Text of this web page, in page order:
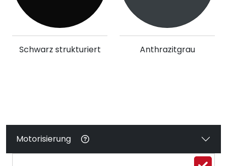
Schwarz strukturiert Anthrazitgrau
Motorisierung